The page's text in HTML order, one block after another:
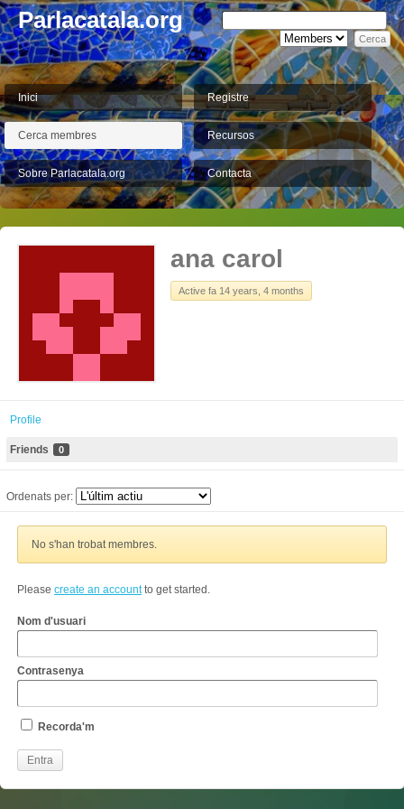
Parlacatala.org
Inici Registre
Cerca membres Recursos
Sobre Parlacatala.org Contacta
ana carol
Active fa 14 years, 4 months
Profile
Friends 0
Ordenats per:
No s'han trobat membres.
Please create an accountto get started.
Nom d'usuari
Contrasenya
Recorda'm